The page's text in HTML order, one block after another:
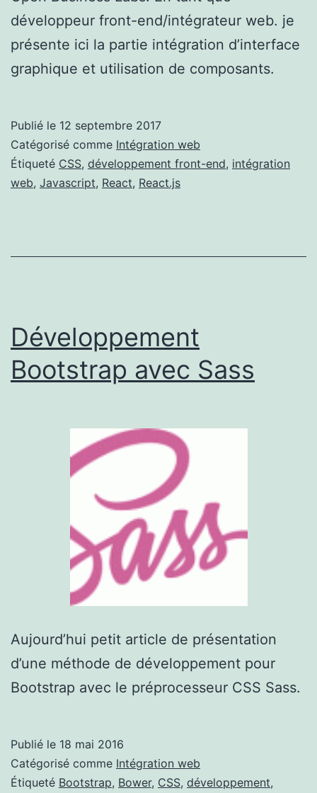
développeur front-end/intégrateur web. je
présente ici la partie intégration d’interface
graphique et utilisation de composants.
Publié le 12 septembre 2017
Catégorisé comme Intégration web
Étiqueté CSS, développement front-end, intégration
web, Javascript, React, React.js
Développement
Bootstrap avec Sass
Aujourd’hui petit article de présentation
d’une méthode de développement pour
Bootstrap avec le préprocesseur CSS Sass.
Publié le 18 mai 2016
Catégorisé comme Intégration web
Étiqueté Bootstrap, Bower, CSS, développement,